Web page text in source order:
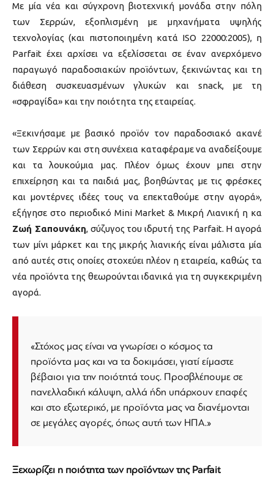
Με μία νέα και σύγχρονη βιοτεχνική μονάδα στην πόλη
των Σερρών, εξοπλισμένη με μηχανήματα υψηλής
τεχνολογίας (και πιστοποιημένη κατά ΙSO 22000:2005), η
Parfait έχει αρχίσει να εξελίσσεται σε έναν ανερχόμενο
παραγωγό παραδοσιακών προϊόντων, ξεκινώντας και τη
διάθεση συσκευασμένων γλυκών και snack, με τη
«σφραγίδα» και την ποιότητα της εταιρείας.
«Ξεκινήσαμε με βασικό προϊόν τον παραδοσιακό ακανέ
των Σερρών και στη συνέχεια καταφέραμε να αναδείξουμε
και τα λουκούμια μας. Πλέον όμως έχουν μπει στην
επιχείρηση και τα παιδιά μας, βοηθώντας με τις φρέσκες
και μοντέρνες ιδέες τους να επεκταθούμε στην αγορά»,
εξήγησε στο περιοδικό Mini Market & Μικρή Λιανική η κα
Ζωή Σαπουνάκη, σύζυγος του ιδρυτή της Parfait. Η αγορά
των μίνι μάρκετ και της μικρής λιανικής είναι μάλιστα μία
από αυτές στις οποίες στοχεύει πλέον η εταιρεία, καθώς τα
νέα προϊόντα της θεωρούνται ιδανικά για τη συγκεκριμένη
αγορά.
«Στόχος μας είναι να γνωρίσει ο κόσμος τα
προϊόντα μας και να τα δοκιμάσει, γιατί είμαστε
βέβαιοι για την ποιότητά τους. Προσβλέπουμε σε
πανελλαδική κάλυψη, αλλά ήδη υπάρχουν επαφές
και στο εξωτερικό, με προϊόντα μας να διανέμονται
σε μεγάλες αγορές, όπως αυτή των ΗΠΑ.»
Ξεχωρίζει η ποιότητα των προϊόντων της Parfait